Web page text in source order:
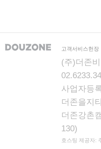
고객서비스헌장
(주)더존
사업자등
더존을지
더존강촌
130)
호스팅 제공자: